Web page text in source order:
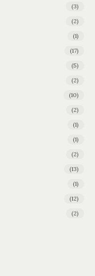
(3)
(2)
(1)
(17)
(5)
(2)
(10)
(2)
(1)
(1)
(2)
(13)
(1)
(12)
(2)